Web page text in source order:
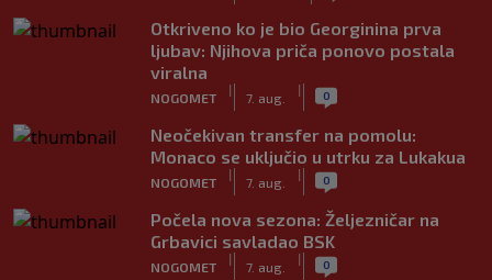
Otkriveno ko je bio Georginina prva
ljubav: Njihova priča ponovo postala
viralna
NOGOMET
|
7. aug.
| 0
Neočekivan transfer na pomolu:
Monaco se uključio u utrku za Lukakua
NOGOMET
|
7. aug.
| 0
Počela nova sezona: Željezničar na
Grbavici savladao BSK
NOGOMET
|
7. aug.
| 0